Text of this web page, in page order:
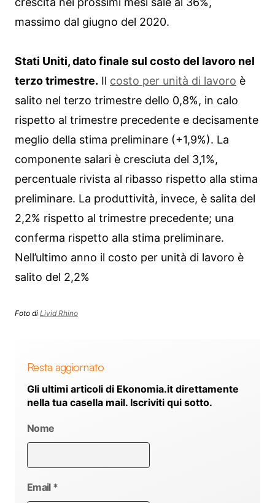
massimo dal giugno del 2020.
Stati Uniti, dato finale sul costo del lavoro nel
terzo trimestre. Il costo per unità di lavoro è
salito nel terzo trimestre dello 0,8%, in calo
rispetto al trimestre precedente e decisamente
meglio della stima preliminare (+1,9%). La
componente salari è cresciuta del 3,1%,
percentuale rivista al ribasso rispetto alla stima
preliminare. La produttività, invece, è salita del
2,2% rispetto al trimestre precedente; una
conferma rispetto alla stima preliminare.
Nell’ultimo anno il costo per unità di lavoro è
salito del 2,2%
Foto di Livid Rhino
Resta aggiornato
Gli ultimi articoli di Ekonomia.it direttamente
nella tua casella mail. Iscriviti qui sotto.
Nome
Email *